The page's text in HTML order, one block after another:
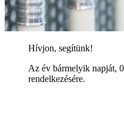
Hívjon, segítünk!
Az év bármelyik napját,
rendelkezésére.